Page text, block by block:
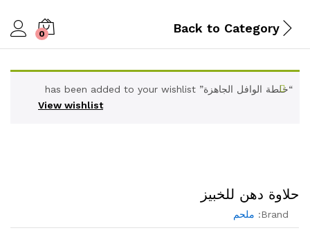
Back to Category
0
View wishlist
“خلطة الوافل الجاهزة” has been added to your wishlist
حلاوة دهن للخبيز
Brand: ملحم